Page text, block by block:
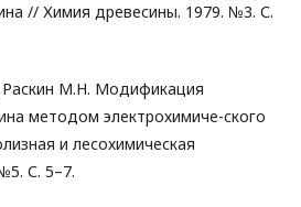
// Химия древесины. 1979. №3. С.
Раскин М.Н. Модификация
методом электрохимиче-ского
и лесохимическая
С. 5–7.